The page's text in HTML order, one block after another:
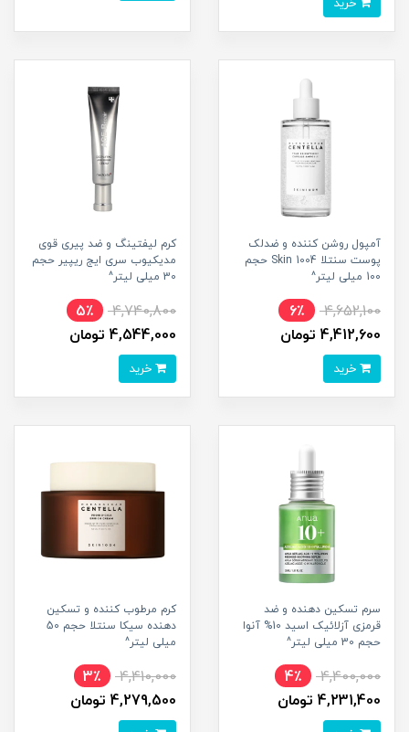
آمپول روشن کننده و ضدلک
پوست سنتلا Skin 1004 حجم
100 میلی لیتر^
4,652,100
6٪
4,412,600 تومان
کرم لیفتینگ و ضد پیری قوی
مدیکیوب سری ایج ریپیر حجم
30 میلی لیتر^
4,740,800
5٪
4,544,000 تومان
سرم تسکین دهنده و ضد
قرمزی آزلائیک اسید 10% آنوا
حجم 30 میلی لیتر^
4,400,000
4٪
4,231,400 تومان
کرم مرطوب کننده و تسکین
دهنده سیکا سنتلا حجم 50
میلی لیتر^
4,410,000
3٪
4,279,500 تومان